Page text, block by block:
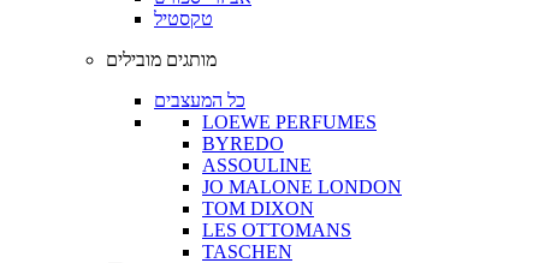
טקסטיל
מותגים מובילים
כל המעצבים
LOEWE PERFUMES
BYREDO
ASSOULINE
JO MALONE LONDON
TOM DIXON
LES OTTOMANS
TASCHEN